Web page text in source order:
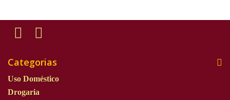
Categorias
Uso Doméstico
Drogaria